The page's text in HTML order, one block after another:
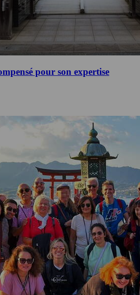
pour son expertise